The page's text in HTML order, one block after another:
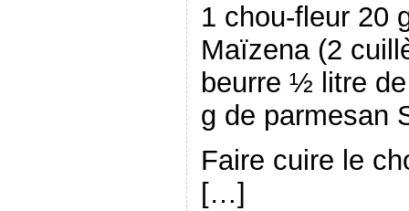
1 chou-fleur 20
Maïzena (2
beurre ½ litre
g de parmesan
Faire cuire le
[…]